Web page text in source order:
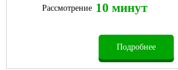
Рассмотрение 10 минут
Подробнее